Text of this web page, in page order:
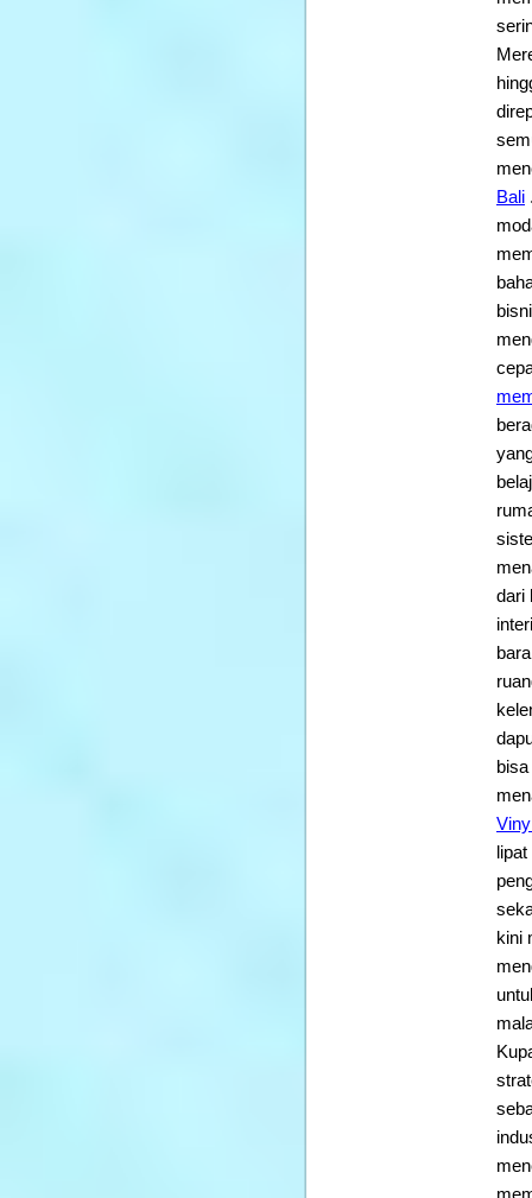
Bali
dari
kini